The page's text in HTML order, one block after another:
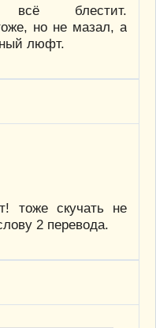
всё блестит.
но не мазал, а
люфт.
тоже скучать не
2 перевода.